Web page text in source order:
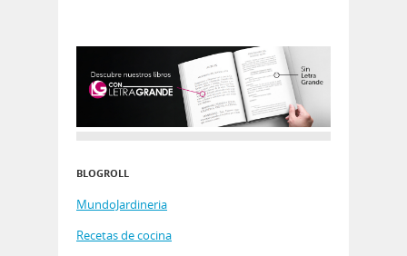
BLOGROLL
MundoJardineria
Recetas de cocina